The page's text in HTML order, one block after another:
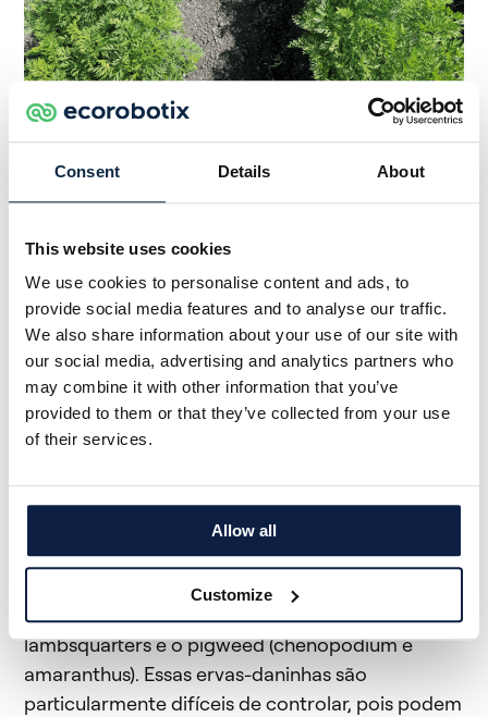
Consent Details About
This website uses cookies
We use cookies to personalise content and ads, to
provide social media features and to analyse our traffic.
We also share information about your use of our site with
our social media, advertising and analytics partners who
may combine it with other information that you’ve
provided to them or that they’ve collected from your use
of their services.
Allow all
Customize
mais biomassa, conforme demonstrado
pelo fechamento antecipado das fileiras
em comparação com a referência do
agricultor (semeadura a lanço)
Em um contexto de alta pressão de ervas
daninhas (várias ondas de germinação), o capino
planta a planta realizado pelo pulverizador
o estágio de 5 folhas da cultura, apesar de não
utilizar a molécula de metribuzina. Após esse
estágio, as cenouras formaram uma copa sobre
novas ervas-daninhas emergentes, como o
lambsquarters e o pigweed (chenopodium e
amaranthus). Essas ervas-daninhas são
particularmente difíceis de controlar, pois podem